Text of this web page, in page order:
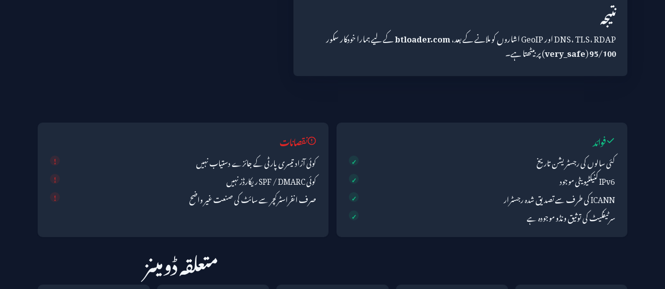
نتیجہ
DNS، TLS، RDAP اور GeoIP اشاروں کو ملانے کے بعد، btloader.comکے لیے ہمارا خودکار سکور
95/100
(
very_safe) پر بیٹھتا ہے۔
فوائد
کئی سالوں کی رجسٹریشن تاریخ
IPv6 کنیکٹیویٹی موجود
ICANN کی طرف سے تصدیق شدہ رجسٹرار
سرٹیفکیٹ کی توثیق ونڈو موجودہ ہے
نقصانات
کوئی آزاد تیسری پارٹی کے جائزے دستیاب نہیں
کوئی SPF / DMARC ریکارڈز نہیں
صرف انفراسٹرکچر سے سائٹ کی صنعت غیر واضح
متعلقہ ڈومینز